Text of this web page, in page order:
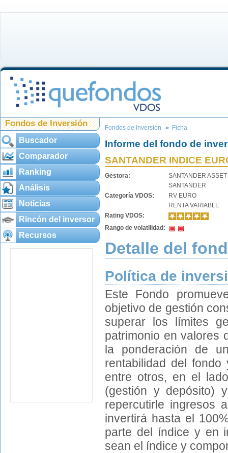
Fondos de Inversión
Buscador
Comparador
Ranking
Análisis
Noticias
Rincón del inversor
Recursos
Fondos de Inversión Ficha
Informe del fondo de
SANTANDER INDICE
Gestora:
SANTANDER
SANTANDER
Categoría VDOS:
RV EURO
RENTA VARIABLE
Rating VDOS:
Rango de volatilidad:
Detalle del
Política de
Este Fondo
objetivo de gestión
superar los límites
patrimonio en valores
la ponderación de
rentabilidad del
entre otros, en el
(gestión y depósito)
repercutirle ingresos
invertirá hasta el
parte del índice y en
sean el índice y